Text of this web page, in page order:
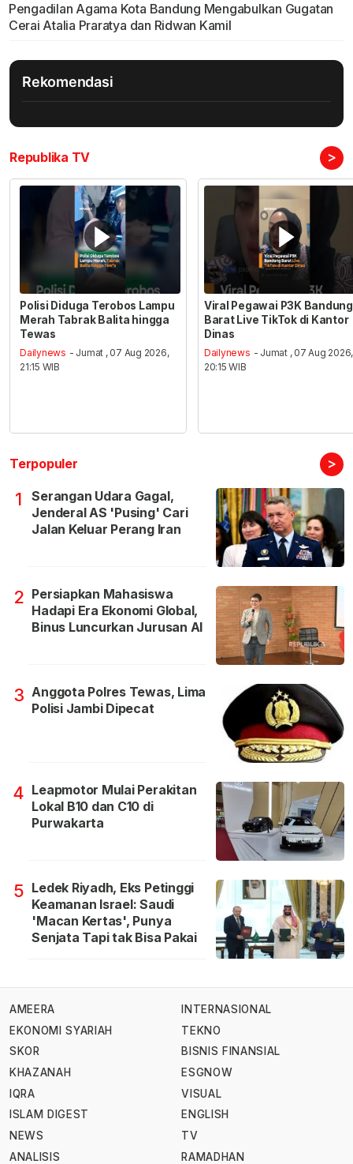
Pengadilan Agama Kota Bandung Mengabulkan Gugatan
Cerai Atalia Praratya dan Ridwan Kamil
Rekomendasi
Republika TV >
Polisi Diduga Terobos Lampu
Merah Tabrak Balita hingga
Tewas
Dailynews - Jumat , 07 Aug 2026,
21:15 WIB
Viral Pegawai P3K Bandung
Barat Live TikTok di Kantor
Dinas
Dailynews - Jumat , 07 Aug 2026,
20:15 WIB
Terpopuler >
1
Serangan Udara Gagal,
Jenderal AS 'Pusing' Cari
Jalan Keluar Perang Iran
2 Persiapkan Mahasiswa
Hadapi Era Ekonomi Global,
Binus Luncurkan Jurusan AI
3 Anggota Polres Tewas, Lima
Polisi Jambi Dipecat
4 Leapmotor Mulai Perakitan
Lokal B10 dan C10 di
Purwakarta
5 Ledek Riyadh, Eks Petinggi
Keamanan Israel: Saudi
'Macan Kertas', Punya
Senjata Tapi tak Bisa Pakai
AMEERA
EKONOMI SYARIAH
SKOR
KHAZANAH
IQRA
ISLAM DIGEST
NEWS
ANALISIS
INTERNASIONAL
TEKNO
BISNIS FINANSIAL
ESGNOW
VISUAL
ENGLISH
TV
RAMADHAN